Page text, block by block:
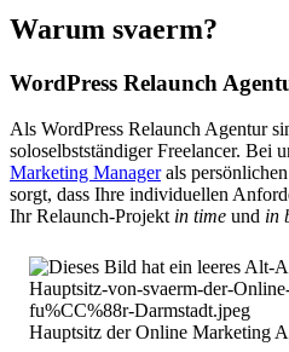
Warum svaerm?
WordPress Relaunch
Als WordPress Relaunch Agentur
soloselbstständiger Freelancer. Bei
Marketing Managerals
sorgt, dass Ihre individuellen
Ihr Relaunch-Projekt in time und in
Hauptsitz der Online Marketing